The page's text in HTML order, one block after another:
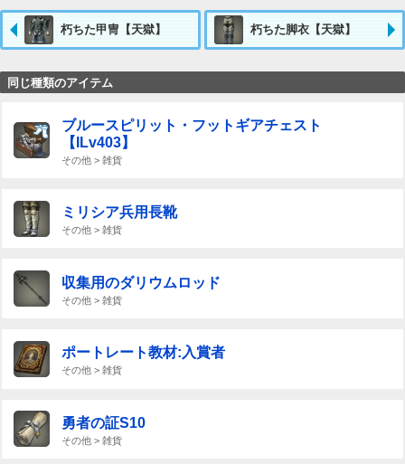
朽ちた甲冑【天獄】 朽ちた脚衣【天獄】
同じ種類のアイテム
ブルースピリット・フットギアチェスト
【ILv403】
その他 > 雑貨
ミリシア兵用長靴
その他 > 雑貨
収集用のダリウムロッド
その他 > 雑貨
ポートレート教材:入賞者
その他 > 雑貨
勇者の証S10
その他 > 雑貨